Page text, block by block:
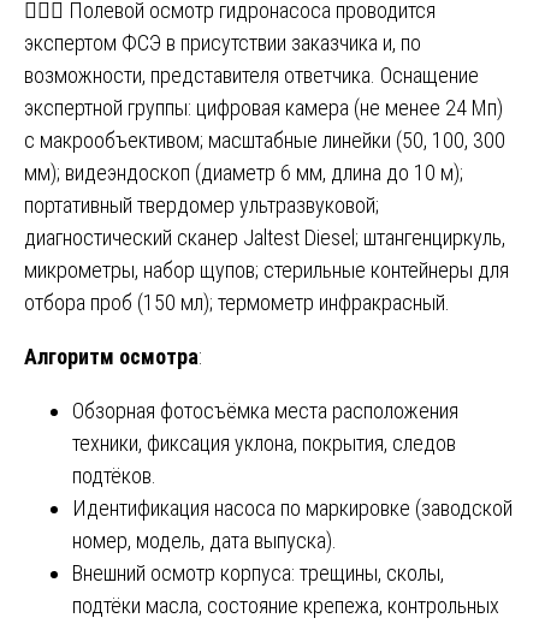
🕵️‍♂️📸 Полевой осмотр гидронасоса проводится
экспертом ФСЭ в присутствии заказчика и, по
возможности, представителя ответчика. Оснащение
экспертной группы: цифровая камера (не менее 24 Мп)
с макрообъективом; масштабные линейки (50, 100, 300
мм); видеэндоскоп (диаметр 6 мм, длина до 10 м);
портативный твердомер ультразвуковой;
диагностический сканер Jaltest Diesel; штангенциркуль,
микрометры, набор щупов; стерильные контейнеры для
отбора проб (150 мл); термометр инфракрасный.
Алгоритм осмотра:
Обзорная фотосъёмка места расположения
техники, фиксация уклона, покрытия, следов
подтёков.
Идентификация насоса по маркировке (заводской
номер, модель, дата выпуска).
Внешний осмотр корпуса: трещины, сколы,
подтёки масла, состояние крепежа, контрольных